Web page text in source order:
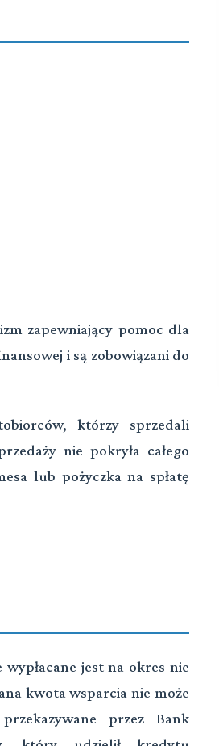
zapewniający pomoc dla
i są zobowiązani do
którzy sprzedali
nie pokryła całego
lub pożyczka na spłatę
jest na okres nie
kwota wsparcia nie może
przez Bank